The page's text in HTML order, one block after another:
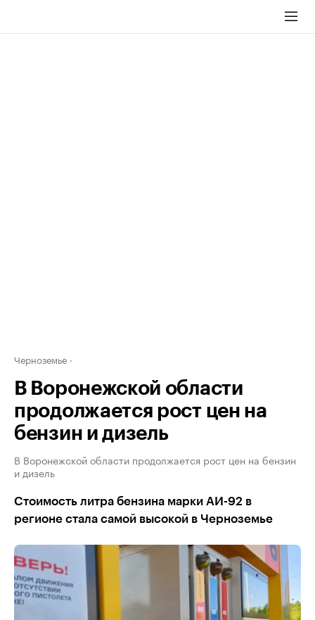
Черноземье
В Воронежской области
продолжается рост цен на
бензин и дизель
В Воронежской области продолжается рост цен на бензин
и дизель
Стоимость литра бензина марки АИ-92 в
регионе стала самой высокой в Черноземье